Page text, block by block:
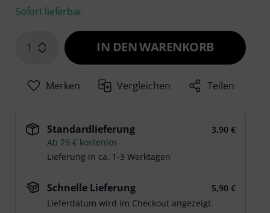
Sofort lieferbar
1 IN DEN WARENKORB
Merken Vergleichen Teilen
Standardlieferung
3,90 €
Ab 29 € kostenlos
Lieferung in ca. 1-3 Werktagen
Schnelle Lieferung
5,90 €
Lieferdatum wird im Checkout angezeigt.